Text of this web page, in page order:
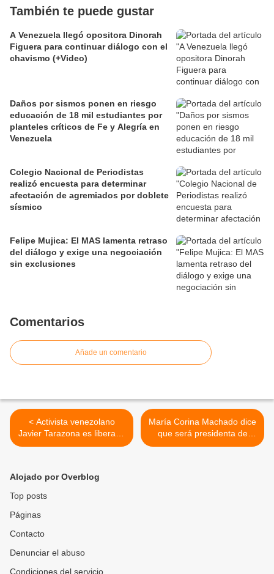
También te puede gustar
A Venezuela llegó opositora Dinorah
Figuera para continuar diálogo con el
chavismo (+Video)
Daños por sismos ponen en riesgo
educación de 18 mil estudiantes por
planteles críticos de Fe y Alegría en
Venezuela
Colegio Nacional de Periodistas
realizó encuesta para determinar
afectación de agremiados por doblete
sísmico
Felipe Mujica: El MAS lamenta retraso
del diálogo y exige una negociación
sin exclusiones
Comentarios
Añade un comentario
< Activista venezolano
Javier Tarazona es liberado
tras más de cuatro años en
María Corina Machado dice
que será presidenta de
Venezuela “cuando llegue
Alojado por Overblog
Top posts
Páginas
Contacto
Denunciar el abuso
Condiciones del servicio